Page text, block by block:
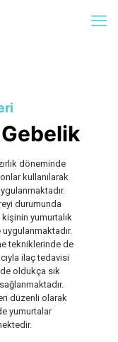
döneminde
kullanılarak
durumunda
yumurtalık
tekniklerinde de
ilaç tedavisi
oldukça sık
düzenli olarak
yumurtalar